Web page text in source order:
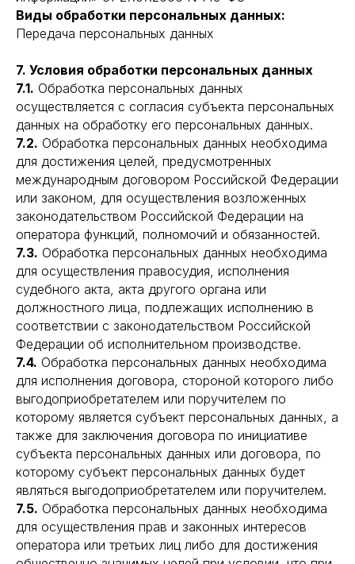
Виды обработки персональных данных:
Передача персональных данных
7. Условия обработки персональных данных
7.1. Обработка персональных данных
осуществляется с согласия субъекта персональных
данных на обработку его персональных данных.
7.2. Обработка персональных данных необходима
для достижения целей, предусмотренных
международным договором Российской Федерации
или законом, для осуществления возложенных
законодательством Российской Федерации на
оператора функций, полномочий и обязанностей.
7.3. Обработка персональных данных необходима
для осуществления правосудия, исполнения
судебного акта, акта другого органа или
должностного лица, подлежащих исполнению в
соответствии с законодательством Российской
Федерации об исполнительном производстве.
7.4. Обработка персональных данных необходима
для исполнения договора, стороной которого либо
выгодоприобретателем или поручителем по
которому является субъект персональных данных, а
также для заключения договора по инициативе
субъекта персональных данных или договора, по
которому субъект персональных данных будет
являться выгодоприобретателем или поручителем.
7.5. Обработка персональных данных необходима
для осуществления прав и законных интересов
оператора или третьих лиц либо для достижения